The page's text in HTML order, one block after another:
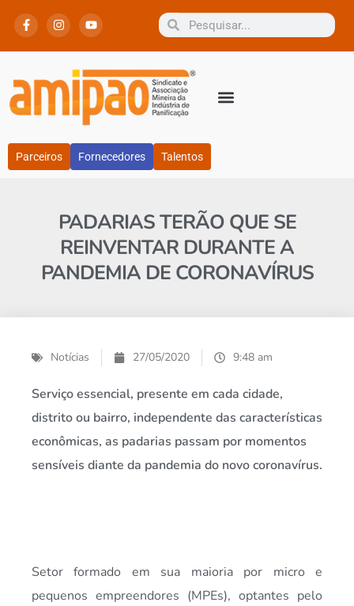
Parceiros Fornecedores Talentos
PADARIAS TERÃO QUE SE
REINVENTAR DURANTE A
PANDEMIA DE CORONAVÍRUS
Notícias 27/05/2020 9:48 am
Serviço essencial, presente em cada cidade,
distrito ou bairro, independente das características
econômicas, as padarias passam por momentos
sensíveis diante da pandemia do novo coronavírus.
Setor formado em sua maioria por micro e
pequenos empreendores (MPEs), optantes pelo